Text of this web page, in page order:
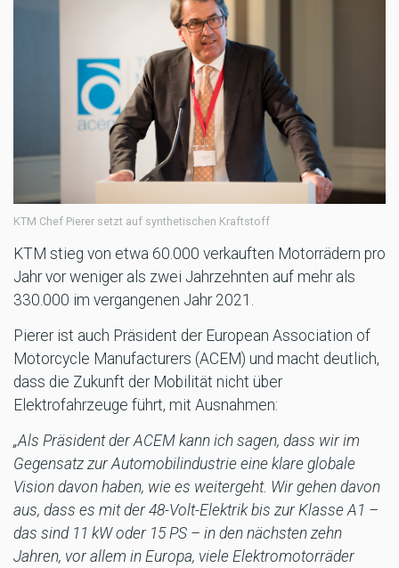
KTM Chef Pierer setzt auf synthetischen Kraftstoff
KTM stieg von etwa 60.000 verkauften Motorrädern pro
Jahr vor weniger als zwei Jahrzehnten auf mehr als
330.000 im vergangenen Jahr 2021.
Pierer ist auch Präsident der European Association of
Motorcycle Manufacturers (ACEM) und macht deutlich,
dass die Zukunft der Mobilität nicht über
Elektrofahrzeuge führt, mit Ausnahmen:
„Als Präsident der ACEM kann ich sagen, dass wir im
Gegensatz zur Automobilindustrie eine klare globale
Vision davon haben, wie es weitergeht. Wir gehen davon
aus, dass es mit der 48-Volt-Elektrik bis zur Klasse A1 –
das sind 11 kW oder 15 PS – in den nächsten zehn
Jahren, vor allem in Europa, viele Elektromotorräder